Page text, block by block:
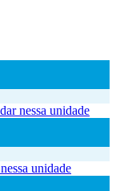
nessa unidade
unidade